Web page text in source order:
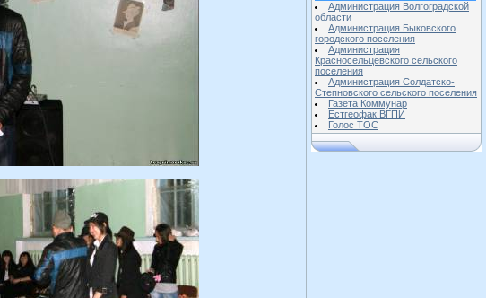
Администрация Волгоградской
области
Администрация Быковского
городского поселения
Администрация
Красносельцевского сельского
поселения
Администрация Солдатско-
Степновского сельского поселения
Газета Коммунар
Естгеофак ВГПИ
Голос ТОС